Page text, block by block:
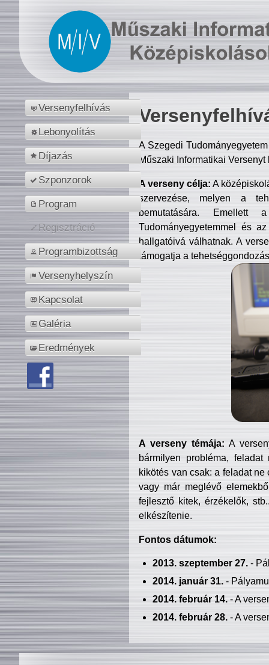
Versenyfelhívás
Lebonyolítás
Díjazás
Szponzorok
Program
Regisztráció
Programbizottság
Versenyhelyszín
Kapcsolat
Galéria
Eredmények
A Szegedi
Műszaki Informatikai
A verseny célja: A
szervezése, melyen a
bemutatására. Emellett
Tudományegyetemmel és
hallgatóivá válhatnak. A
támogatja a
A verseny témája: A
bármilyen probléma, feladat
kikötés van csak: a feladat
vagy már meglévő
fejlesztő kitek, érzékelők,
elkészítenie.
Fontos dátumok:
2013. szeptember 27.-
2014. január 31.-
2014. február 14.- A
2014. február 28.- A